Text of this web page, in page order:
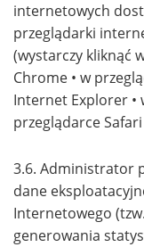
internetowych
przeglądarki
(wystarczy kliknąć
Chrome • w
Internet Explorer •
przeglądarce Safari
3.6. Administrator
dane
Internetowego
generowania